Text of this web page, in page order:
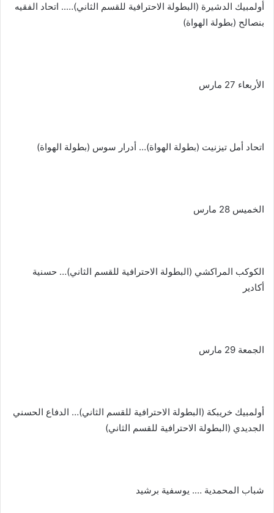
أولمبيك الدشيرة (البطولة الاحترافية للقسم الثاني)….. اتحاد الفقيه
بنصالح (بطولة الهواة)
الأربعاء 27 مارس
اتحاد أمل تيزنيت (بطولة الهواة)… أدرار سوس (بطولة الهواة)
الخميس 28 مارس
الكوكب المراكشي (البطولة الاحترافية للقسم الثاني)… حسنية
أكادير
الجمعة 29 مارس
أولمبيك خريبكة (البطولة الاحترافية للقسم الثاني)… الدفاع الحسني
الجديدي (البطولة الاحترافية للقسم الثاني)
شباب المحمدية …. يوسفية برشيد